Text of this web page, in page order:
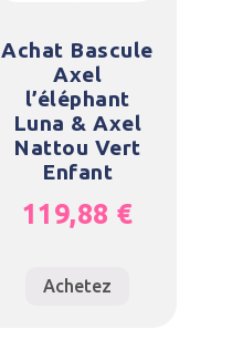
Achat Bascule
Axel
l’éléphant
Luna & Axel
Nattou Vert
Enfant
119,88 €
Achetez